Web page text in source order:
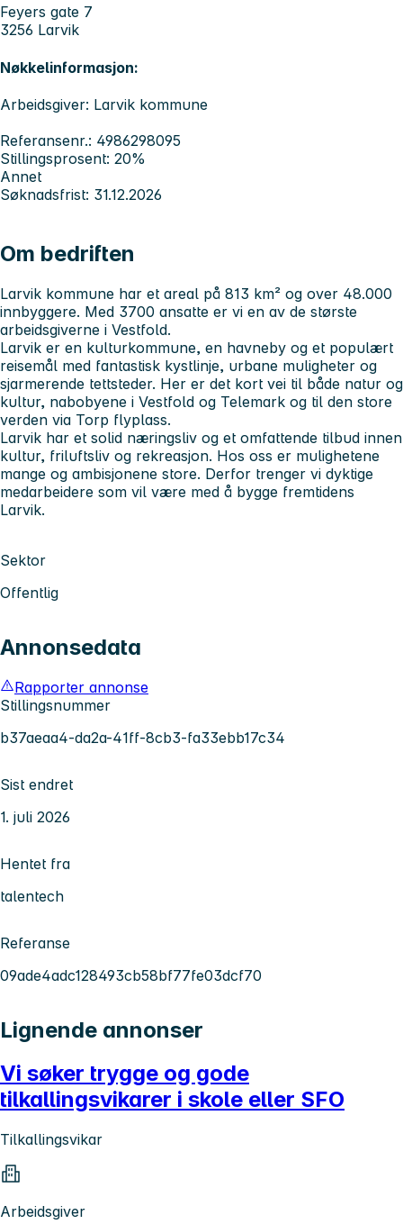
Feyers gate 7
3256 Larvik
Nøkkelinformasjon:
Arbeidsgiver: Larvik kommune
Referansenr.: 4986298095
Stillingsprosent: 20%
Annet
Søknadsfrist: 31.12.2026
Om bedriften
Larvik kommune har et areal på 813 km² og over 48.000
innbyggere. Med 3700 ansatte er vi en av de største
arbeidsgiverne i Vestfold.
Larvik er en kulturkommune, en havneby og et populært
reisemål med fantastisk kystlinje, urbane muligheter og
sjarmerende tettsteder. Her er det kort vei til både natur og
kultur, nabobyene i Vestfold og Telemark og til den store
verden via Torp flyplass.
Larvik har et solid næringsliv og et omfattende tilbud innen
kultur, friluftsliv og rekreasjon. Hos oss er mulighetene
mange og ambisjonene store. Derfor trenger vi dyktige
medarbeidere som vil være med å bygge fremtidens
Larvik.
Sektor
Offentlig
Annonsedata
Rapporter annonse
Stillingsnummer
b37aeaa4-da2a-41ff-8cb3-fa33ebb17c34
Sist endret
1. juli 2026
Hentet fra
talentech
Referanse
09ade4adc128493cb58bf77fe03dcf70
Lignende annonser
Vi søker trygge og gode
tilkallingsvikarer i skole eller SFO
Tilkallingsvikar
Arbeidsgiver